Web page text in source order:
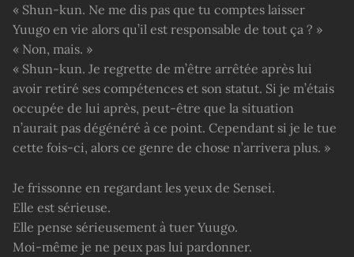
« Shun-kun. Ne me dis pas que tu comptes laisser
Yuugo en vie alors qu’il est responsable de tout ça ? »
« Non, mais. »
« Shun-kun. Je regrette de m’être arrêtée après lui
avoir retiré ses compétences et son statut. Si je m’étais
occupée de lui après, peut-être que la situation
n’aurait pas dégénéré à ce point. Cependant si je le tue
cette fois-ci, alors ce genre de chose n’arrivera plus. »
Je frissonne en regardant les yeux de Sensei.
Elle est sérieuse.
Elle pense sérieusement à tuer Yuugo.
Moi-même je ne peux pas lui pardonner.